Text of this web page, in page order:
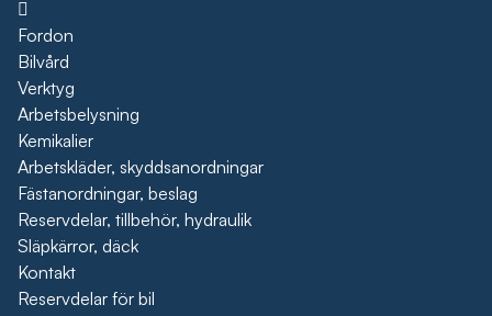
Öppna
Fordon
Bilvård
Verktyg
Arbetsbelysning
Kemikalier
Arbetskläder, skyddsanordningar
Fästanordningar, beslag
Reservdelar, tillbehör, hydraulik
Släpkärror, däck
Kontakt
Reservdelar för bil